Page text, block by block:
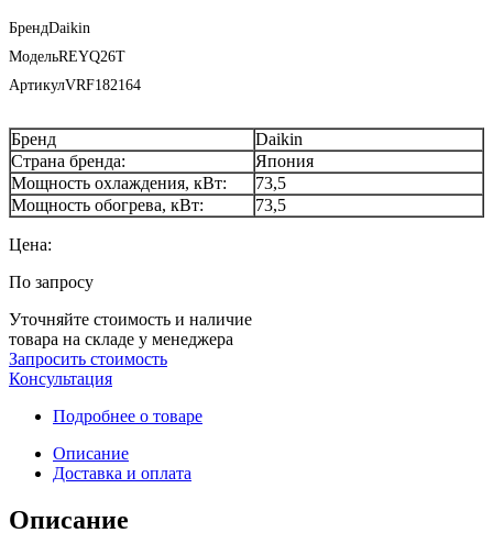
БрендDaikin
МодельREYQ26T
АртикулVRF182164
Бренд
Daikin
Страна бренда:
Япония
Мощность охлаждения, кВт:
73,5
Мощность обогрева, кВт:
73,5
Цена:
По запросу
Уточняйте стоимость и наличие
товара на складе у менеджера
Запросить стоимость
Консультация
Подробнее о товаре
Описание
Доставка и оплата
Описание